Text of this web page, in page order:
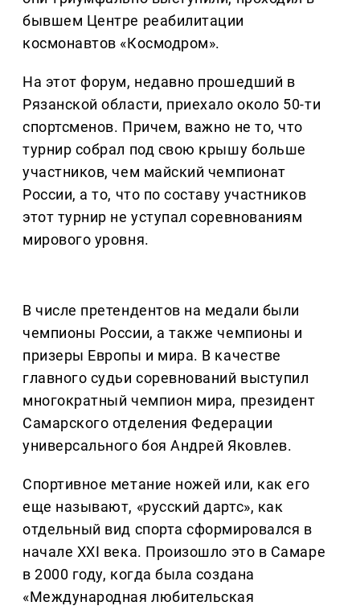
бывшем Центре реабилитации
космонавтов «Космодром».
На этот форум, недавно прошедший в
Рязанской области, приехало около 50-ти
спортсменов. Причем, важно не то, что
турнир собрал под свою крышу больше
участников, чем майский чемпионат
России, а то, что по составу участников
этот турнир не уступал соревнованиям
мирового уровня.
В числе претендентов на медали были
чемпионы России, а также чемпионы и
призеры Европы и мира. В качестве
главного судьи соревнований выступил
многократный чемпион мира, президент
Самарского отделения Федерации
универсального боя Андрей Яковлев.
Спортивное метание ножей или, как его
еще называют, «русский дартс», как
отдельный вид спорта сформировался в
начале XXI века. Произошло это в Самаре
в 2000 году, когда была создана
«Международная любительская